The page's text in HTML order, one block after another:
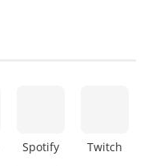
Spotify Twitch